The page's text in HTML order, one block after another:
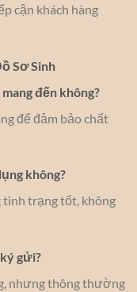
cận khách hàng
Sơ Sinh
đến không?
để đảm bảo chất
không?
tình trạng tốt, không
gửi?
nhưng thông thường